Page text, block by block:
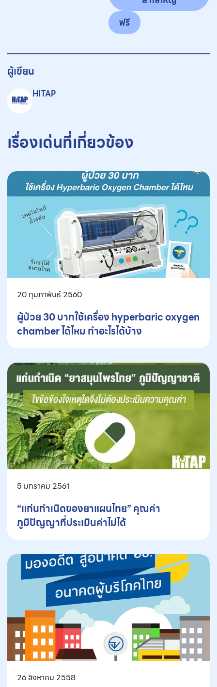
ฟรี
ผู้เขียน
HITAP
เรื่องเด่นที่เกี่ยวข้อง
20 กุมภาพันธ์ 2560
ผู้ป่วย 30 บาทใช้เครื่อง hyperbaric oxygen
chamber ได้ไหม ทำอะไรได้บ้าง
5 มกราคม 2561
“แก่นกำเนิดของยาแผนไทย” คุณค่า
ภูมิปัญญาที่ประเมินค่าไม่ได้
26 สิงหาคม 2558